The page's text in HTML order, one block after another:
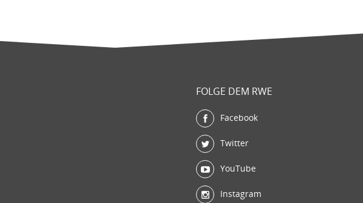
FOLGE DEM RWE
Facebook
Twitter
YouTube
Instagram